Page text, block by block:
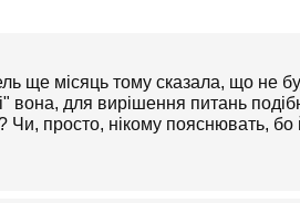
ще місяць тому сказала, що не
вона, для вирішення питань
просто, нікому пояснювать, бо